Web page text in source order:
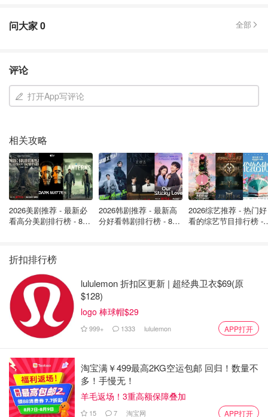
问大家0 全部
评论
打开App写评论
相关攻略
2026美剧推荐 - 最新必
看高分美剧排行榜 - 8月
2026韩剧推荐 - 最新高
分好看韩剧排行榜 - 8月
2026综艺推荐 - 热门好
看的综艺节目排行榜 -
折扣排行榜
lululemon 折扣区更新 | 超经典卫衣$69(原
$128)
logo 棒球帽$29
999+ 1333 lululemon APP打开
淘宝满￥499最高2KG空运包邮 回归！数量不
多！手慢无！
羊毛返场！3重高额保障叠加
15 7 淘宝网 APP打开